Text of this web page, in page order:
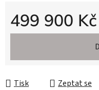
499 900 Kč
Měrná cena:
Tisk Zeptat se